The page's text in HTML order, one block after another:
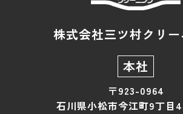
株式会社三ツ村クリ
本社
〒923-0964
石川県小松市今江町9丁目